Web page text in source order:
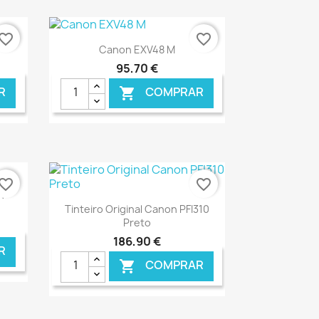
 Ver+
Canon EXV48 M
95,70 €
 COMPRAR
€ ONLINE
favorite_border
Ver+
Tinteiro Original Canon PFI310
Preto
186,90 €
 COMPRAR
favorite_border